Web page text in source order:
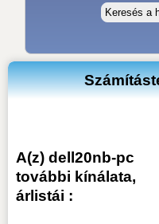
A(z) dell20nb-pc
további kínálata,
árlistái :